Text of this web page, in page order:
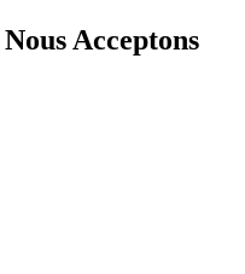
Acceptons